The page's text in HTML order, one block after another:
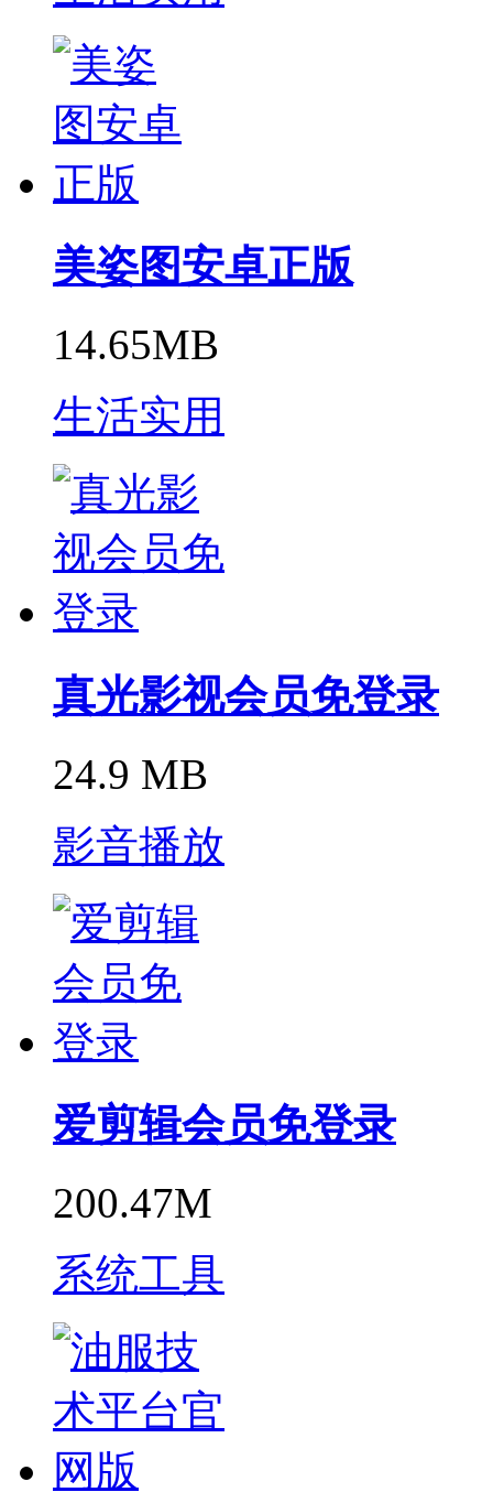
美姿图安卓正版
14.65MB
生活实用
真光影视会员免登录
24.9 MB
影音播放
爱剪辑会员免登录
200.47M
系统工具